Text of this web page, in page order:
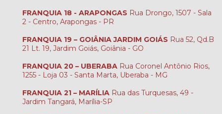
FRANQUIA 18 - ARAPONGAS Rua Drongo, 1507 - Sala
2 - Centro, Arapongas - PR
FRANQUIA 19 – GOIÂNIA JARDIM GOIÁS Rua 52, Qd.B
21 Lt. 19, Jardim Goiás, Goiânia - GO
FRANQUIA 20 – UBERABA Rua Coronel Antônio Rios,
1255 - Loja 03 - Santa Marta, Uberaba - MG
FRANQUIA 21 – MARÍLIA Rua das Turquesas, 49 -
Jardim Tangará, Marília-SP